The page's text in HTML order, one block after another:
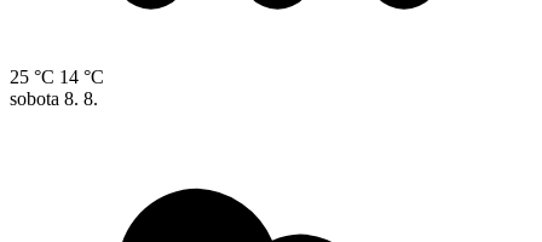
25 °C 14 °C
sobota 8. 8.